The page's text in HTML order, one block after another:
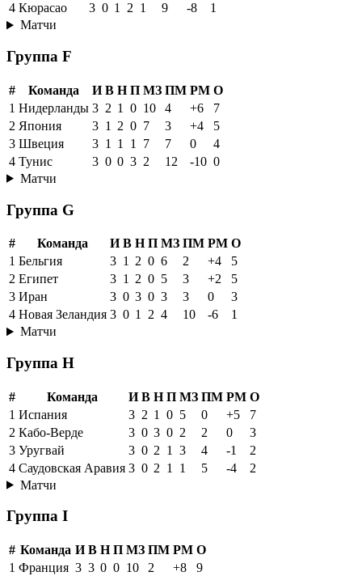
4 Кюрасао 3 0 1 2 1 9 -8
1
Матчи
Группа F
# Команда И В Н П МЗ ПМ РМ О
1 Нидерланды 3 2 1 0 10 4 +6
7
2 Япония 3 1 2 0 7 3 +4
5
3 Швеция 3 1 1 1 7 7 0
4
4 Тунис 3 0 0 3 2 12 -10 0
Матчи
Группа G
# Команда И В Н П МЗ ПМ РМ О
1 Бельгия 3 1 2 0 6 2 +4
5
2 Египет 3 1 2 0 5 3 +2
5
3 Иран 3 0 3 0 3 3 0
3
4 Новая Зеландия 3 0 1 2 4 10 -6
1
Матчи
Группа H
# Команда И В Н П МЗ ПМ РМ О
1 Испания 3 2 1 0 5 0 +5
7
2 Кабо-Верде 3 0 3 0 2 2 0
3
3 Уругвай 3 0 2 1 3 4 -1
2
4 Саудовская Аравия 3 0 2 1 1 5 -4
2
Матчи
Группа I
# Команда И В Н П МЗ ПМ РМ О
1 Франция 3 3 0 0 10 2 +8
9